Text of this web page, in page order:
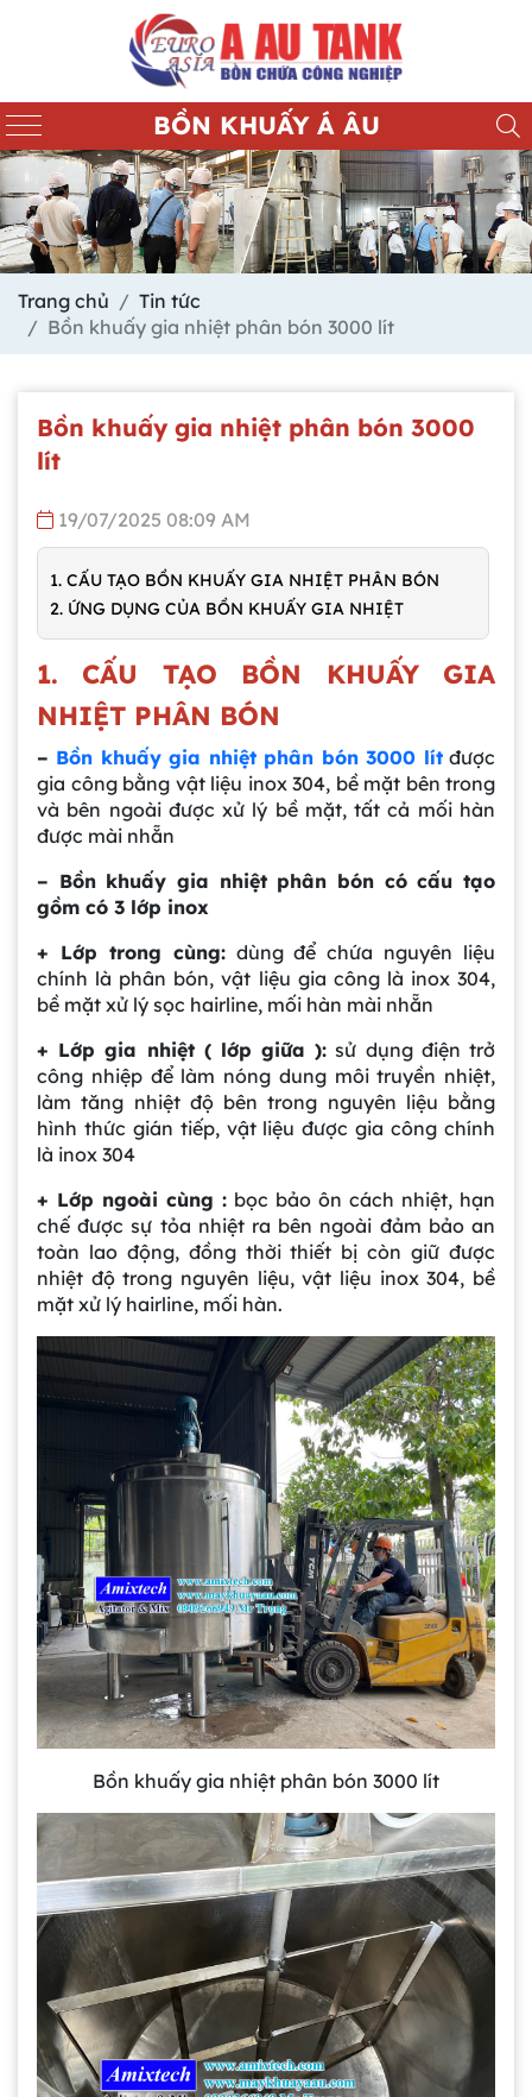
BỒN KHUẤY Á ÂU
Trang chủ
Tin tức
Bồn khuấy gia nhiệt phân bón 3000 lít
Bồn khuấy gia nhiệt phân bón 3000
lít
19/07/2025 08:09 AM
1. CẤU TẠO BỒN KHUẤY GIA NHIỆT PHÂN BÓN
2. ỨNG DỤNG CỦA BỒN KHUẤY GIA NHIỆT
1. CẤU TẠO BỒN KHUẤY GIA
NHIỆT PHÂN BÓN
– Bồn khuấy gia nhiệt phân bón 3000 lítđược
gia công bằng vật liệu inox 304, bề mặt bên trong
và bên ngoài được xử lý bề mặt, tất cả mối hàn
được mài nhẵn
– Bồn khuấy gia nhiệt phân bón có cấu tạo
gồm có 3 lớp inox
+ Lớp trong cùng:dùng để chứa nguyên liệu
chính là phân bón, vật liệu gia công là inox 304,
bề mặt xử lý sọc hairline, mối hàn mài nhẵn
+ Lớp gia nhiệt ( lớp giữa ): sử dụng điện trở
công nhiệp để làm nóng dung môi truyền nhiệt,
làm tăng nhiệt độ bên trong nguyên liệu bằng
hình thức gián tiếp, vật liệu được gia công chính
là inox 304
+ Lớp ngoài cùng : bọc bảo ôn cách nhiệt, hạn
chế được sự tỏa nhiệt ra bên ngoài đảm bảo an
toàn lao động, đồng thời thiết bị còn giữ được
nhiệt độ trong nguyên liệu, vật liệu inox 304, bề
mặt xử lý hairline, mối hàn.
Bồn khuấy gia nhiệt phân bón 3000 lít